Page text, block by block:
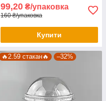
99,20 ₴/упаковка
160 ₴/упаковка
Купити
🔥2.59 стакан🔥 –32%